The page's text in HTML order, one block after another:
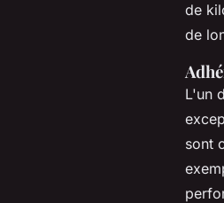
de
de
L'un
sont